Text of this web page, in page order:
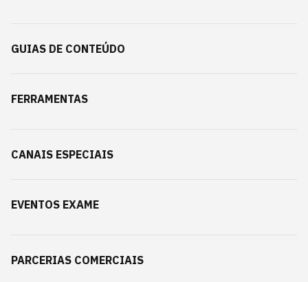
GUIAS DE CONTEÚDO
FERRAMENTAS
CANAIS ESPECIAIS
EVENTOS EXAME
PARCERIAS COMERCIAIS